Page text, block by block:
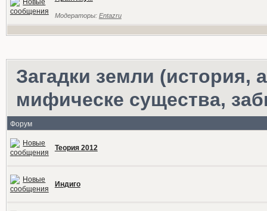
Модераторы: Entazru
Загадки земли (история,
мифическе существа,
Форум
Теория 2012
Индиго